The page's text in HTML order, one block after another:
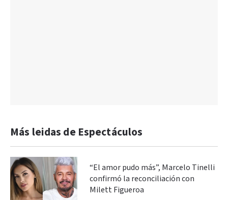
Más leidas de Espectáculos
“El amor pudo más”, Marcelo Tinelli
confirmó la reconciliación con
Milett Figueroa